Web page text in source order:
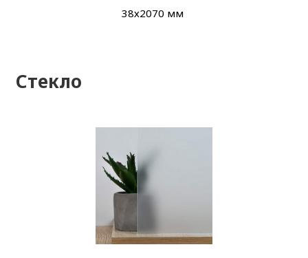
38х2070 мм
Стекло